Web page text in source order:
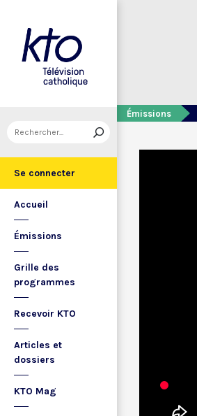
Se connecter
Accueil
Émissions
Grille des
programmes
Recevoir KTO
Articles et
dossiers
KTO Mag
Émissions